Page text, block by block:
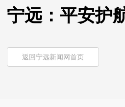
宁远：平安护
返回宁远新闻网首页